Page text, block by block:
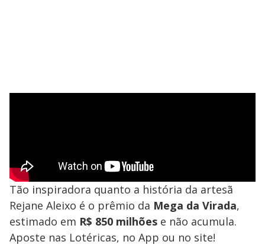
Tão inspiradora quanto a história da artesã
Rejane Aleixo é o prêmio da Mega da Virada,
estimado em R$ 850 milhões e não acumula.
Aposte nas Lotéricas, no App ou no site!